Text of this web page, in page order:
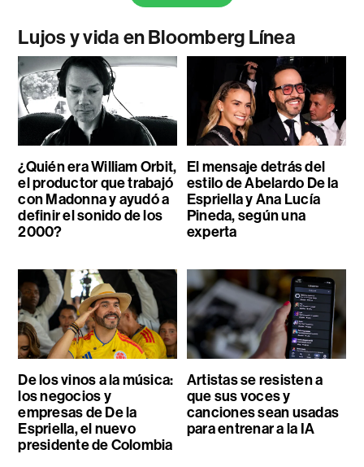
Lujos y vida en Bloomberg Línea
¿Quién era William Orbit,
el productor que trabajó
con Madonna y ayudó a
definir el sonido de los
2000?
El mensaje detrás del
estilo de Abelardo De la
Espriella y Ana Lucía
Pineda, según una
experta
De los vinos a la música:
los negocios y
empresas de De la
Espriella, el nuevo
presidente de Colombia
Artistas se resisten a
que sus voces y
canciones sean usadas
para entrenar a la IA